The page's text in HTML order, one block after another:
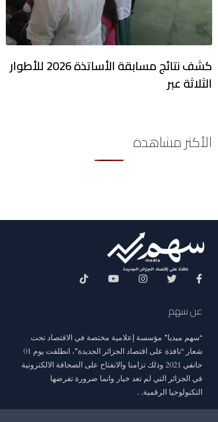
كشف نتائج مسابقة الأساتذة 2026 للأطوار
الثلاثة عبر
الأكثر مشاهدة
عن سهم
“سهم ميديا” مؤسسة إعلامية مختصة في الاقتصاد تحت
شعار “نافذة على اقتصاد الجزائر الجديدة”، انطلقت يوم 01
جانفي 2021 وذلك تزامنا والانفتاح على الصحافة الالكترونية
في الجزائر التي لم تعد خيار وانما ضرورة تفرضها
التكنولوجيا الرقمية. .